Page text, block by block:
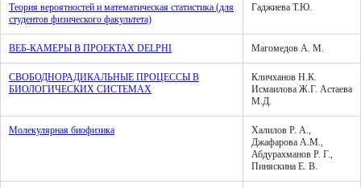
Теория вероятностей и математическая статистика (для
студентов физического факультета)
Гаджиева Т.Ю.
ВЕБ-КАМЕРЫ В ПРОЕКТАХ DELPHI Магомедов А. М.
СВОБОДНОРАДИКАЛЬНЫЕ ПРОЦЕССЫ В
БИОЛОГИЧЕСКИХ СИСТЕМАХ
Кличханов Н.К.
Исмаилова Ж.Г. Астаева
М.Д.
Молекулярная биофизика
Халилов Р. А.,
Джафарова А.М.,
Абдурахманов Р. Г.,
Пиняскина Е. В.